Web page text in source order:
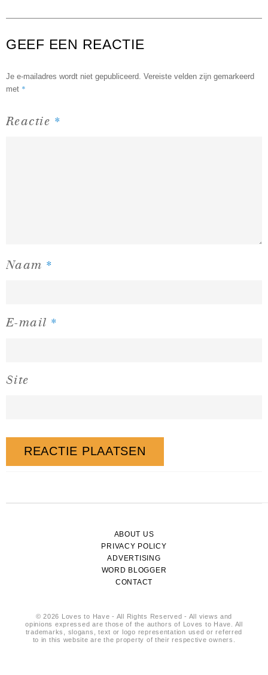
GEEF EEN REACTIE
Je e-mailadres wordt niet gepubliceerd. Vereiste velden zijn gemarkeerd
met *
Reactie *
Naam *
E-mail *
Site
ABOUT US
PRIVACY POLICY
ADVERTISING
WORD BLOGGER
CONTACT
© 2026 Loves to Have - All Rights Reserved - All views and
opinions expressed are those of the authors of Loves to Have. All
trademarks, slogans, text or logo representation used or referred
to in this website are the property of their respective owners.